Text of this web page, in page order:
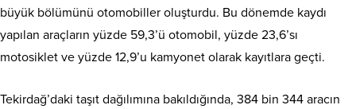
büyük bölümünü otomobiller oluşturdu. Bu dönemde kaydı
yapılan araçların yüzde 59,3’ü otomobil, yüzde 23,6’sı
motosiklet ve yüzde 12,9’u kamyonet olarak kayıtlara geçti.
Tekirdağ’daki taşıt dağılımına bakıldığında, 384 bin 344 aracın